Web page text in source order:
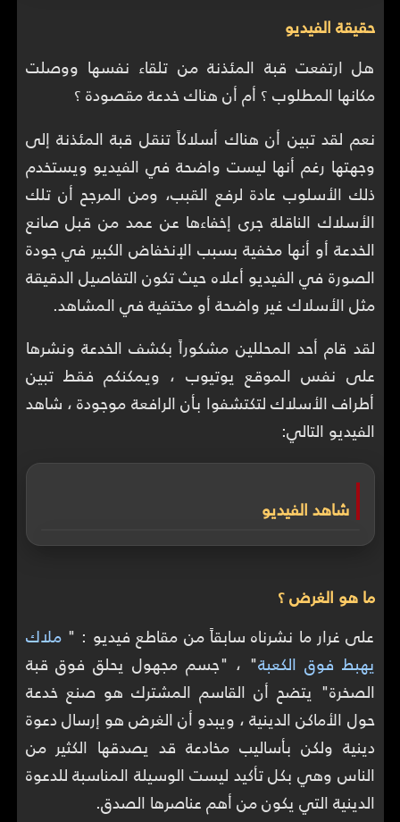
حقيقة الفيديو
هل ارتفعت قبة المئذنة من تلقاء نفسها ووصلت
مكانها المطلوب ؟ أم أن هناك خدعة مقصودة ؟
نعم لقد تبين أن هناك أسلاكاً تنقل قبة المئذنة إلى
وجهتها رغم أنها ليست واضحة في الفيديو ويستخدم
ذلك الأسلوب عادة لرفع القبب، ومن المرجح أن تلك
الأسلاك الناقلة جرى إخفاءها عن عمد من قبل صانع
الخدعة أو أنها مخفية بسبب الإنخفاض الكبير في جودة
الصورة في الفيديو أعلاه حيث تكون التفاصيل الدقيقة
مثل الأسلاك غير واضحة أو مختفية في المشاهد.
لقد قام أحد المحللين مشكوراً بكشف الخدعة ونشرها
على نفس الموقع يوتيوب ، ويمكنكم فقط تبين
أطراف الأسلاك لتكتشفوا بأن الرافعة موجودة ، شاهد
الفيديو التالي:
شاهد الفيديو
ما هو الغرض ؟
على غرار ما نشرناه سابقاً من مقاطع فيديو : "ملاك
يهبط فوق الكعبة" ، "جسم مجهول يحلق فوق قبة
الصخرة" يتضح أن القاسم المشترك هو صنع خدعة
حول الأماكن الدينية ، ويبدو أن الغرض هو إرسال دعوة
دينية ولكن بأساليب مخادعة قد يصدقها الكثير من
الناس وهي بكل تأكيد ليست الوسيلة المناسبة للدعوة
الدينية التي يكون من أهم عناصرها الصدق.